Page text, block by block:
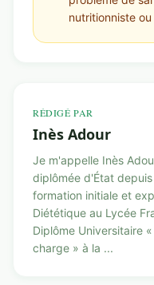
nutritionniste
RÉDIGÉ PAR
Inès Adour
Je m'appelle Inès
diplômée d'État
formation initiale et
Diététique au Lycée
Diplôme Universitaire
charge » à la ...